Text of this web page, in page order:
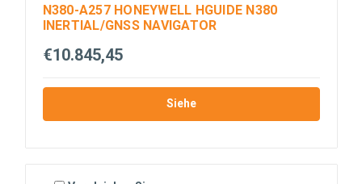
N380-A257 HONEYWELL HGUIDE N380
INERTIAL/GNSS NAVIGATOR
€10.845,45
Siehe